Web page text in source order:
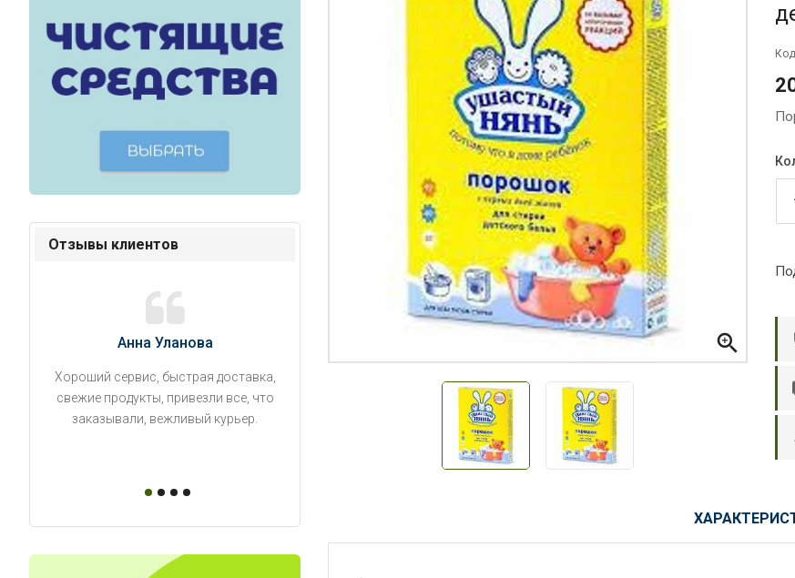
Отзывы клиентов
Анна Уланова
Хороший сервис, быстрая доставка,
свежие продукты, привезли все, что
заказывали, вежливый курьер.
время. Занесли на 5 этаж без лифта,
аккуратно поставили. Всё хорошо
упаковано, свежее и вкусное.
Ольга Кузяева
привезли раньше назначенного
времени. Курьер Анвар, спасибо ему!
и
